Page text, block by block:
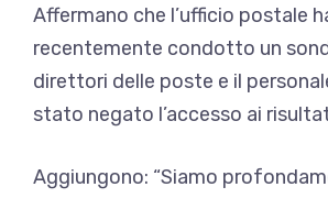
Affermano che l’ufficio postale
recentemente condotto un
direttori delle poste e il
stato negato l’accesso ai
Aggiungono: “Siamo